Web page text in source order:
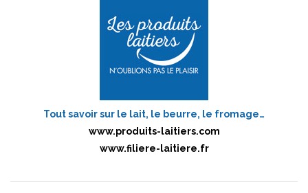
Tout savoir sur le lait, le beurre, le fromage…
www.produits-laitiers.com
www.filiere-laitiere.fr